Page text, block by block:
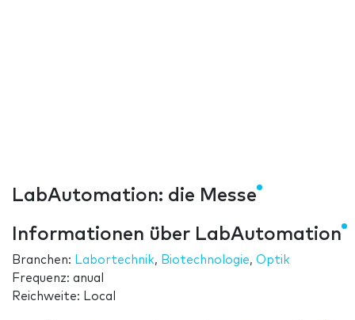
LabAutomation: die Messe
Informationen über LabAutomation
Branchen: Labortechnik, Biotechnologie, Optik
Frequenz: anual
Reichweite: Local